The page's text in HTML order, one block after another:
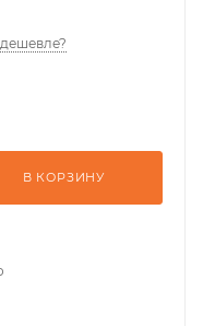
В КОРЗИНУ